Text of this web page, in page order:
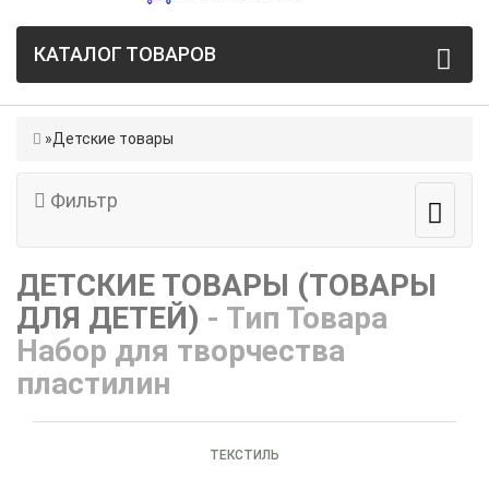
КАТАЛОГ ТОВАРОВ
Детские товары
Фильтр
ДЕТСКИЕ ТОВАРЫ (ТОВАРЫ
ДЛЯ ДЕТЕЙ) - Тип Товара
Набор для творчества
пластилин
ТЕКСТИЛЬ